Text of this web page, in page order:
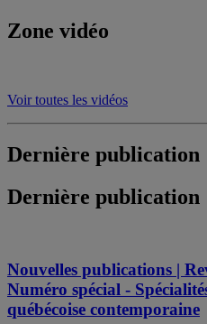
Zone vidéo
Voir toutes les vidéos
Dernière publication
Dernière publication
Nouvelles publications |
Numéro spécial -
québécoise contemporaine